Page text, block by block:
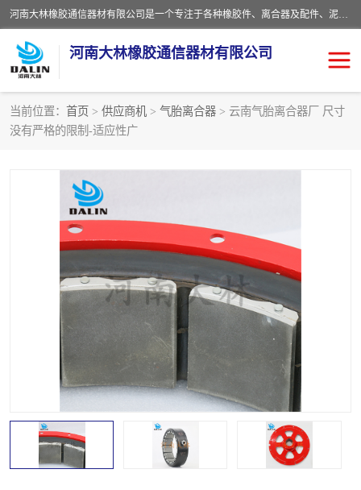
河南大林橡胶通信器材有限公司是一个专注于各种橡胶件、离合器及配件、泥浆泵及配件等产品设计制造和加工的企业。产品应用于矿山、冶金、石油、钢铁、化工、水泥、船舶、造纸、通用机械等各种大功率机械传动或制动装置。
河南大林橡胶通信器材有限公司
当前位置： 首页 > 供应商机 > 气胎离合器 > 云南气胎离合器厂 尺寸
没有严格的限制-适应性广
推盘离合器
VC离合器
PO隔膜离合器
气动元件
DY隔膜式离合器 CB离合器
KB离合器
PTO离合器 联轴器
橡胶件 液力端配件